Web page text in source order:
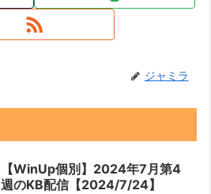
ジャミラ
【WinUp個別】2024年7月第4
週のKB配信【2024/7/24】